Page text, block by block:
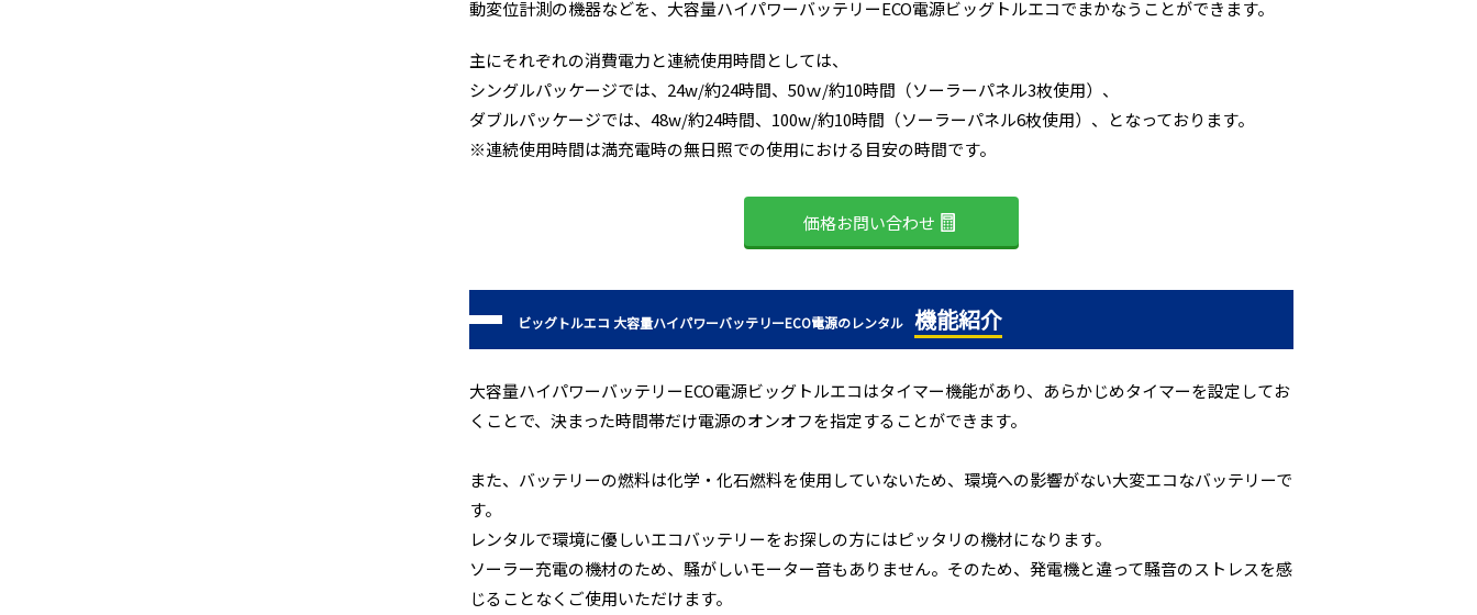
動変位計測の機器などを、大容量ハイパワーバッテリーECO電源ビッグトルエコでまかなうことができます。
主にそれぞれの消費電力と連続使用時間としては、
シングルパッケージでは、24w/約24時間、50ｗ/約10時間（ソーラーパネル3枚使用）、
ダブルパッケージでは、48w/約24時間、100w/約10時間（ソーラーパネル6枚使用）、となっております。
※連続使用時間は満充電時の無日照での使用における目安の時間です。
価格お問い合わせ
ビッグトルエコ 大容量ハイパワーバッテリーECO電源のレンタル 機能紹介
大容量ハイパワーバッテリーECO電源ビッグトルエコはタイマー機能があり、あらかじめタイマーを設定してお
くことで、決まった時間帯だけ電源のオンオフを指定することができます。
また、バッテリーの燃料は化学・化石燃料を使用していないため、環境への影響がない大変エコなバッテリーで
す。
レンタルで環境に優しいエコバッテリーをお探しの方にはピッタリの機材になります。
ソーラー充電の機材のため、騒がしいモーター音もありません。そのため、発電機と違って騒音のストレスを感
じることなくご使用いただけます。